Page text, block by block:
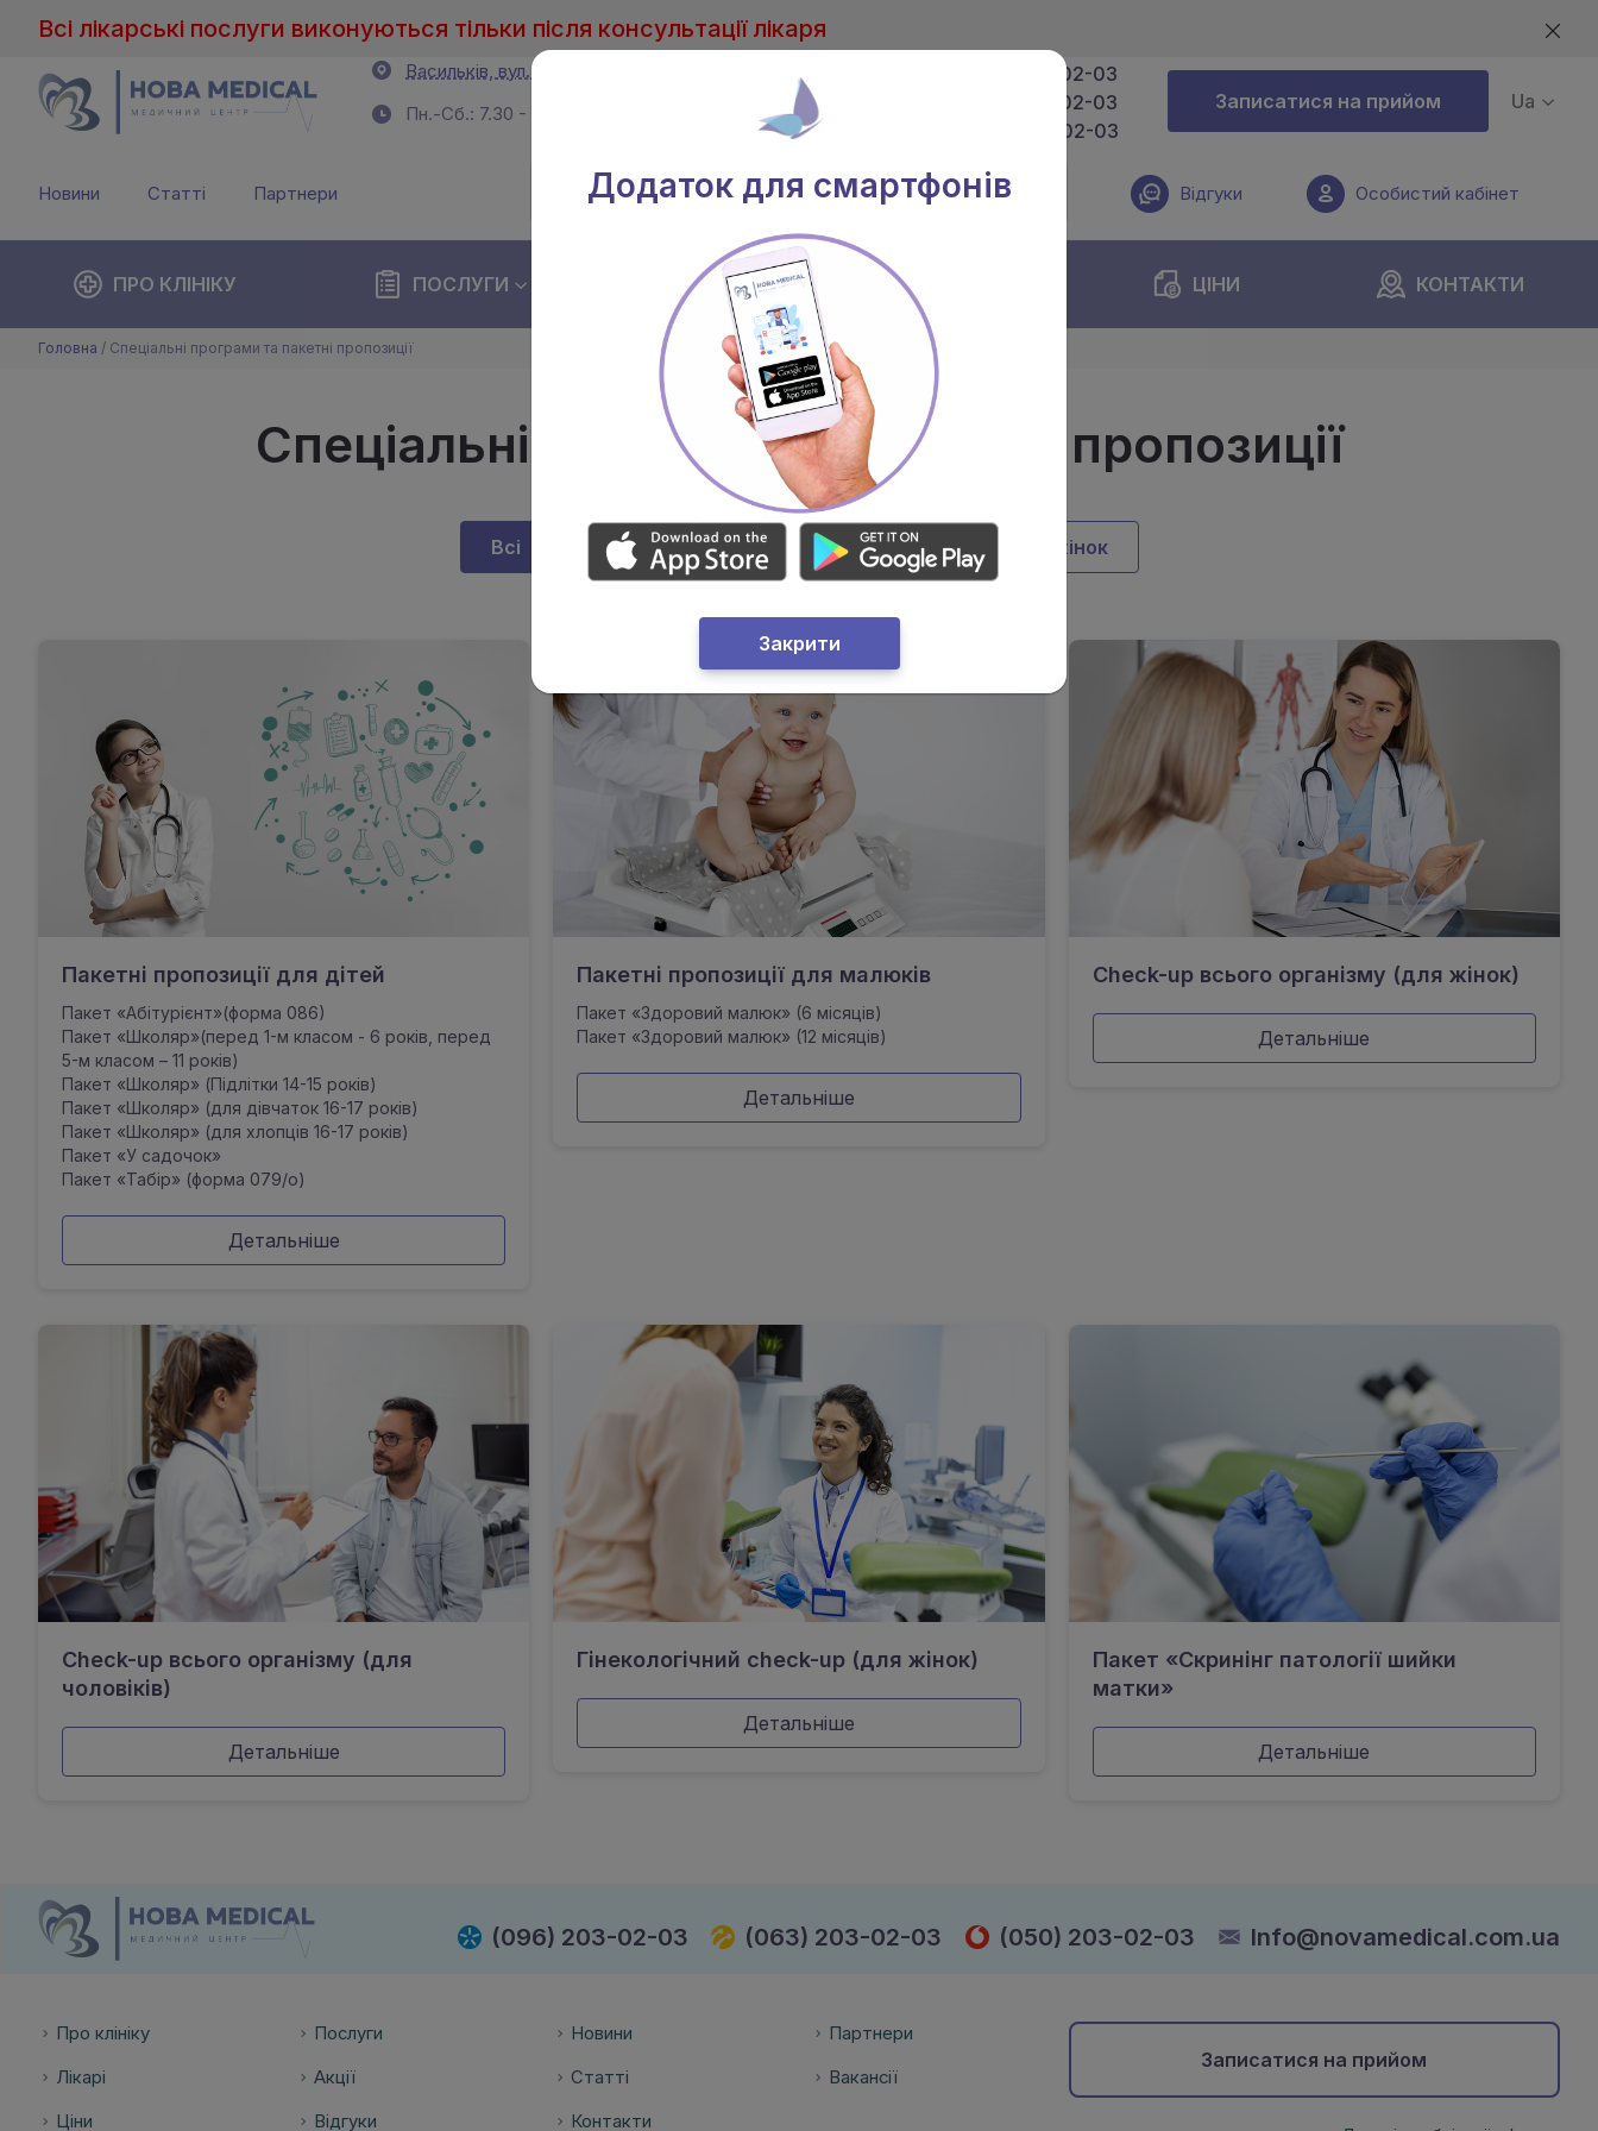
Всі лікарські послуги виконуються тільки після консультації лікаря
Васильків, вул. Соборна, 66, Київська обл.
Пн.-Сб.: 7.30 - 20.00 Нд.: 9.00 - 20.00
(096) 203-02-03
(063) 203-02-03
(050) 203-02-03
Записатися на прийом Ua
Новини Статті Партнери Відгуки Особистий кабінет
ПРО КЛІНІКУ ПОСЛУГИ ЛІКАРІ ЦІНИ КОНТАКТИ
Головна / Спеціальні програми та пакетні пропозиції
Спеціальні програми та пакетні пропозиції
Всі Для дітей Для чоловіків Для жінок
Пакетні пропозиції для дітей
Пакет «Абітурієнт»(форма 086)
Пакет «Школяр»(перед 1-м класом - 6 років, перед
5-м класом – 11 років)
Пакет «Школяр» (Підлітки 14-15 років)
Пакет «Школяр» (для дівчаток 16-17 років)
Пакет «Школяр» (для хлопців 16-17 років)
Пакет «У садочок»
Пакет «Табір» (форма 079/о)
Детальніше
Пакетні пропозиції для малюків
Пакет «Здоровий малюк» (6 місяців)
Пакет «Здоровий малюк» (12 місяців)
Детальніше
Check-up всього організму (для жінок)
Детальніше
Check-up всього організму (для
чоловіків)
Детальніше
Гінекологічний check-up (для жінок)
Детальніше
Пакет «Скринінг патології шийки
матки»
Детальніше
(096) 203-02-03 (063) 203-02-03 (050) 203-02-03 Info@novamedical.com.ua
Про клініку
Лікарі
Ціни
Послуги
Акції
Відгуки
Новини
Статті
Контакти
Партнери
Вакансії
Записатися на прийом
Додаток для смартфонів
Закрити